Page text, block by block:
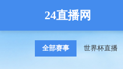
24直播网
全部赛事 世界杯直播